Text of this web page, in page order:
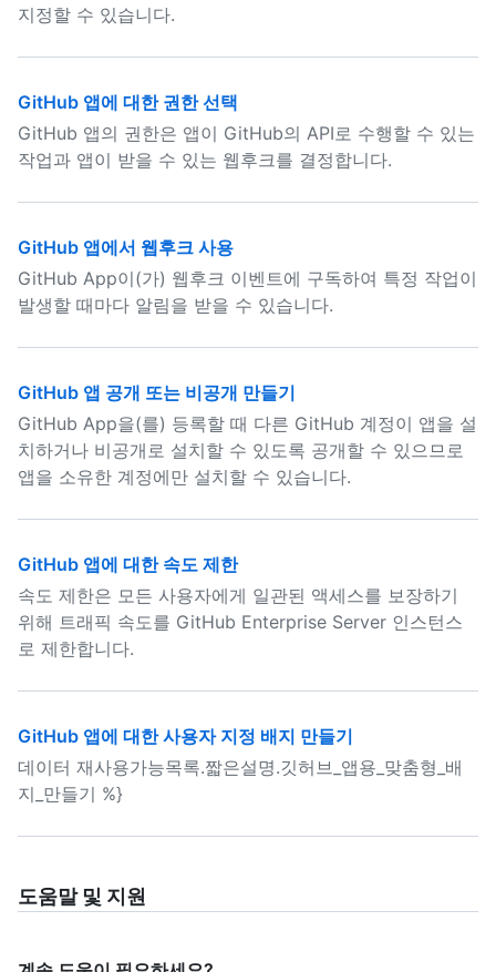
지정할 수 있습니다.
GitHub 앱에 대한 권한 선택
GitHub 앱의 권한은 앱이 GitHub의 API로 수행할 수 있는
작업과 앱이 받을 수 있는 웹후크를 결정합니다.
GitHub 앱에서 웹후크 사용
GitHub App이(가) 웹후크 이벤트에 구독하여 특정 작업이
발생할 때마다 알림을 받을 수 있습니다.
GitHub 앱 공개 또는 비공개 만들기
GitHub App을(를) 등록할 때 다른 GitHub 계정이 앱을 설
치하거나 비공개로 설치할 수 있도록 공개할 수 있으므로
앱을 소유한 계정에만 설치할 수 있습니다.
GitHub 앱에 대한 속도 제한
속도 제한은 모든 사용자에게 일관된 액세스를 보장하기
위해 트래픽 속도를 GitHub Enterprise Server 인스턴스
로 제한합니다.
GitHub 앱에 대한 사용자 지정 배지 만들기
데이터 재사용가능목록.짧은설명.깃허브_앱용_맞춤형_배
지_만들기 %}
도움말 및 지원